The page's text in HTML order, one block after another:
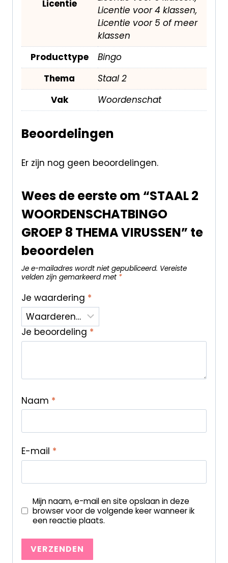
Licentie
Licentie voor 4 klassen,
Licentie voor 5 of meer
klassen
Producttype
Bingo
Thema
Staal 2
Vak
Woordenschat
Beoordelingen
Er zijn nog geen beoordelingen.
Wees de eerste om “STAAL 2
WOORDENSCHATBINGO
GROEP 8 THEMA VIRUSSEN” te
beoordelen
Je e-mailadres wordt niet gepubliceerd. Vereiste
velden zijn gemarkeerd met *
Je waardering *
Je beoordeling *
Naam *
E-mail *
Mijn naam, e-mail en site opslaan in deze
browser voor de volgende keer wanneer ik
een reactie plaats.